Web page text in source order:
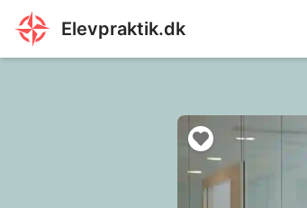
Elevpraktik.dk